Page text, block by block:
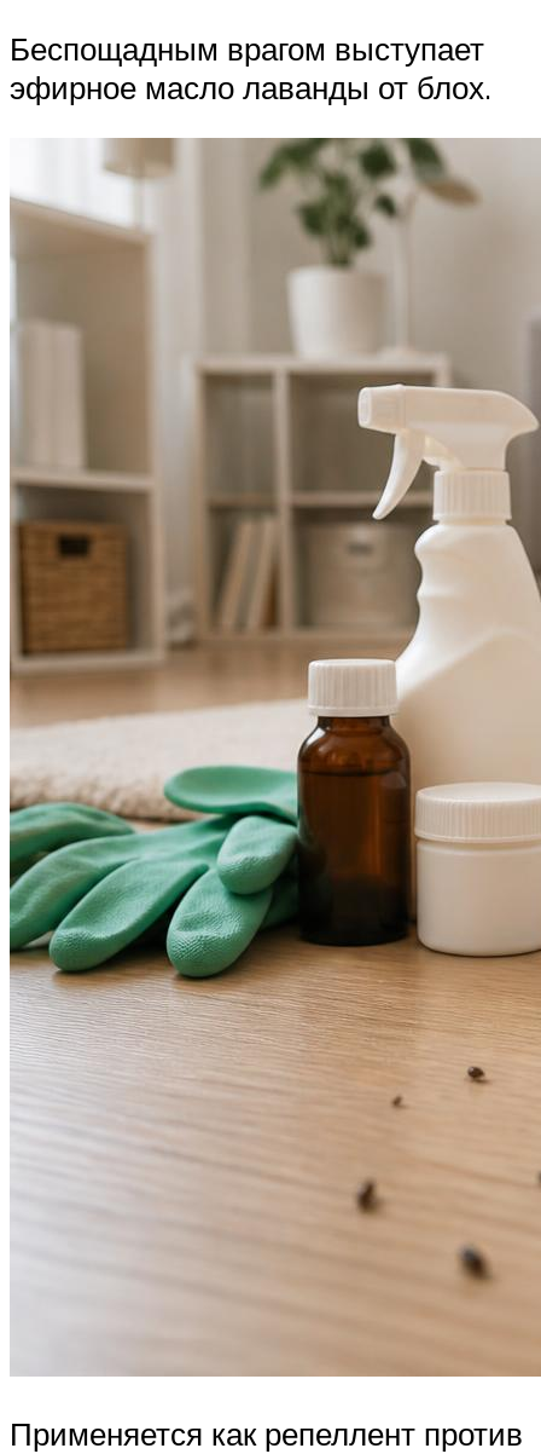
Беспощадным врагом выступает
эфирное масло лаванды от блох.
Применяется как репеллент против